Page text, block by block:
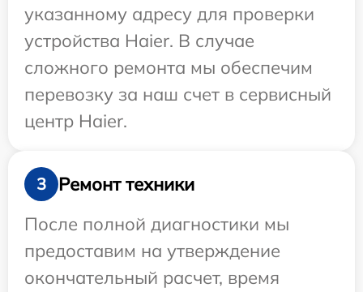
указанному адресу для проверки
устройства Haier. В случае
сложного ремонта мы обеспечим
перевозку за наш счет в сервисный
центр Haier.
3
Ремонт техники
После полной диагностики мы
предоставим на утверждение
окончательный расчет, время